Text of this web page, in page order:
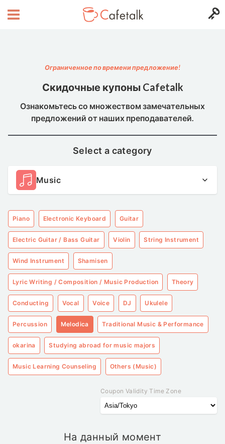
Ограниченное по времени предложение!
Скидочные купоны Cafetalk
Ознакомьтесь со множеством замечательных
предложений от наших преподавателей.
Select a category
Music
Piano Electronic Keyboard Guitar
Electric Guitar / Bass Guitar Violin String Instrument
Wind Instrument Shamisen
Lyric Writing / Composition / Music Production Theory
Conducting Vocal Voice DJ Ukulele
Percussion Melodica Traditional Music & Performance
okarina Studying abroad for music majors
Music Learning Counseling Others (Music)
Coupon Validity Time Zone
На данный момент